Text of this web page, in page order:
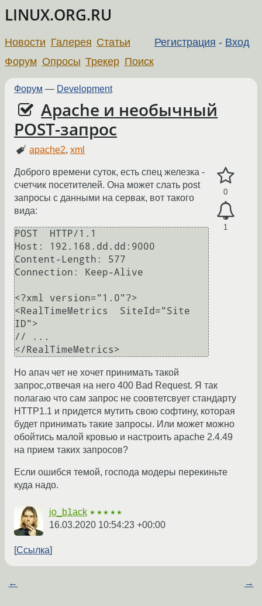
LINUX.ORG.RU
Регистрация - Вход
Новости Галерея Статьи
Форум Опросы Трекер Поиск
Форум — Development
Apache и необычный
POST-запрос
apache2,xml
0
1
Доброго времени суток, есть спец железка -
счетчик посетителей. Она может слать post
запросы с данными на сервак, вот такого
вида:
POST  HTTP/1.1
Host: 192.168.dd.dd:9000
Content-Length: 577
Connection: Keep-Alive
<?xml version="1.0"?>
<RealTimeMetrics  SiteId="Site
ID">
// ...
Но апач чет не хочет принимать такой
запрос,отвечая на него 400 Bad Request. Я так
полагаю что сам запрос не соовтетсвует стандарту
HTTP1.1 и придется мутить свою софтину, которая
будет принимать такие запросы. Или может можно
обойтись малой кровью и настроить apache 2.4.49
на прием таких запросов?
Если ошибся темой, господа модеры перекиньте
куда надо.
jo_b1ack ★★★★★
16.03.2020 10:54:23 +00:00
Ссылка
← →